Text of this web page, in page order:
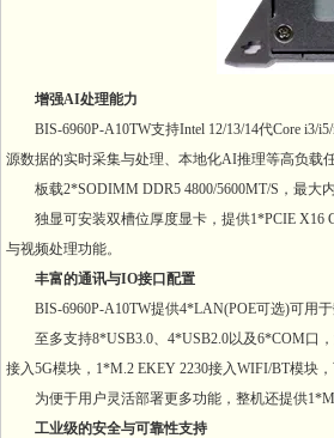
增强AI处理能力
BIS-6960P-A10TW支持Intel 12/13/14代Core i3/
源数据的实时采集与处理、本地化AI推理等高负载任
板载2*SODIMM DDR5 4800/5600MT/S，最大
独显可安装双槽位厚度显卡，提供1*PCIE X16
与视频处理功能。
丰富的通讯与IO接口配置
BIS-6960P-A10TW提供4*LAN(POE可选)可用于
至多支持8*USB3.0、4*USB2.0以及6*COM口，
接入5G模块，1*M.2 EKEY 2230接入WIFI/BT模块
为便于用户灵活部署更多功能，整机还提供
工业级的安全与可靠性支持